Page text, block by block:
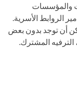
والمؤسسات
الروابط الأسرية.
أن توجد بدون بعض
الترفيه المشترك.